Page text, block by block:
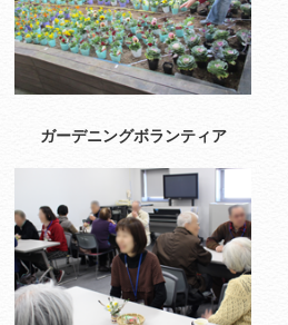
ガーデニングボランティア